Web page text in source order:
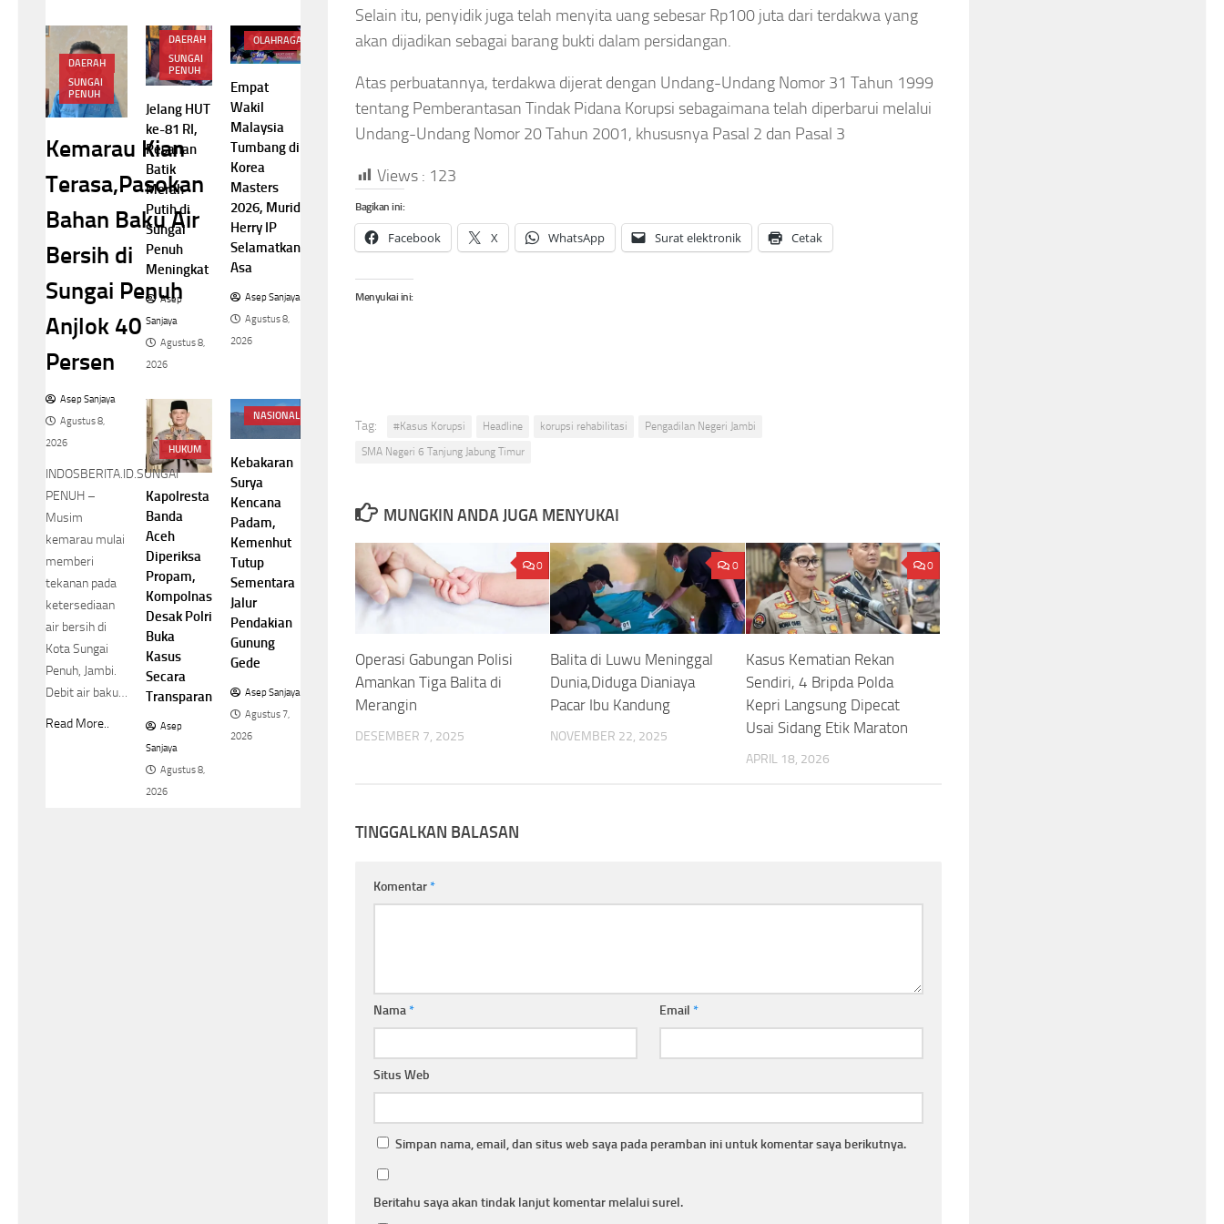
Selain itu, penyidik juga telah menyita uang sebesar Rp100 juta dari terdakwa yang
akan dijadikan sebagai barang bukti dalam persidangan.
Atas perbuatannya, terdakwa dijerat dengan Undang-Undang Nomor 31 Tahun 1999
tentang Pemberantasan Tindak Pidana Korupsi sebagaimana telah diperbarui melalui
Undang-Undang Nomor 20 Tahun 2001, khususnya Pasal 2 dan Pasal 3
Views : 123
Bagikan ini:
Facebook X WhatsApp Surat elektronik Cetak
Menyukai ini:
Tag: #Kasus Korupsi Headline korupsi rehabilitasi
Pengadilan Negeri Jambi
SMA Negeri 6 Tanjung Jabung Timur
MUNGKIN ANDA JUGA MENYUKAI
0
Operasi Gabungan Polisi
Amankan Tiga Balita di
Merangin
DESEMBER 7, 2025
0
Balita di Luwu Meninggal
Dunia,Diduga Dianiaya
Pacar Ibu Kandung
NOVEMBER 22, 2025
0
Kasus Kematian Rekan
Sendiri, 4 Bripda Polda
Kepri Langsung Dipecat
Usai Sidang Etik Maraton
APRIL 18, 2026
TINGGALKAN BALASAN
Komentar*
Nama* Email*
Situs Web
Simpan nama, email, dan situs web saya pada peramban ini untuk komentar saya berikutnya.
Beritahu saya akan tindak lanjut komentar melalui surel.
DAERAH
SUNGAI
PENUH
Kemarau Kian
Terasa,Pasokan
Bahan Baku Air
Bersih di
Sungai Penuh
Anjlok 40
Persen
Asep Sanjaya
Agustus 8,
2026
INDOSBERITA.ID.SUNGAI
PENUH –
Musim
kemarau mulai
memberi
tekanan pada
ketersediaan
air bersih di
Kota Sungai
Penuh, Jambi.
Debit air baku…
Read More..
DAERAH
SUNGAI
PENUH
Jelang HUT
ke-81 RI,
Pesanan
Batik
Merah
Putih di
Sungai
Penuh
Meningkat
Asep
Sanjaya
Agustus 8,
2026
OLAHRAGA
Empat
Wakil
Malaysia
Tumbang di
Korea
Masters
2026, Murid
Herry IP
Selamatkan
Asa
Asep Sanjaya
Agustus 8,
2026
HUKUM
Kapolresta
Banda
Aceh
Diperiksa
Propam,
Kompolnas
Desak Polri
Buka
Kasus
Secara
Transparan
Asep
Sanjaya
Agustus 8,
2026
NASIONAL
Kebakaran
Surya
Kencana
Padam,
Kemenhut
Tutup
Sementara
Jalur
Pendakian
Gunung
Gede
Asep Sanjaya
Agustus 7,
2026